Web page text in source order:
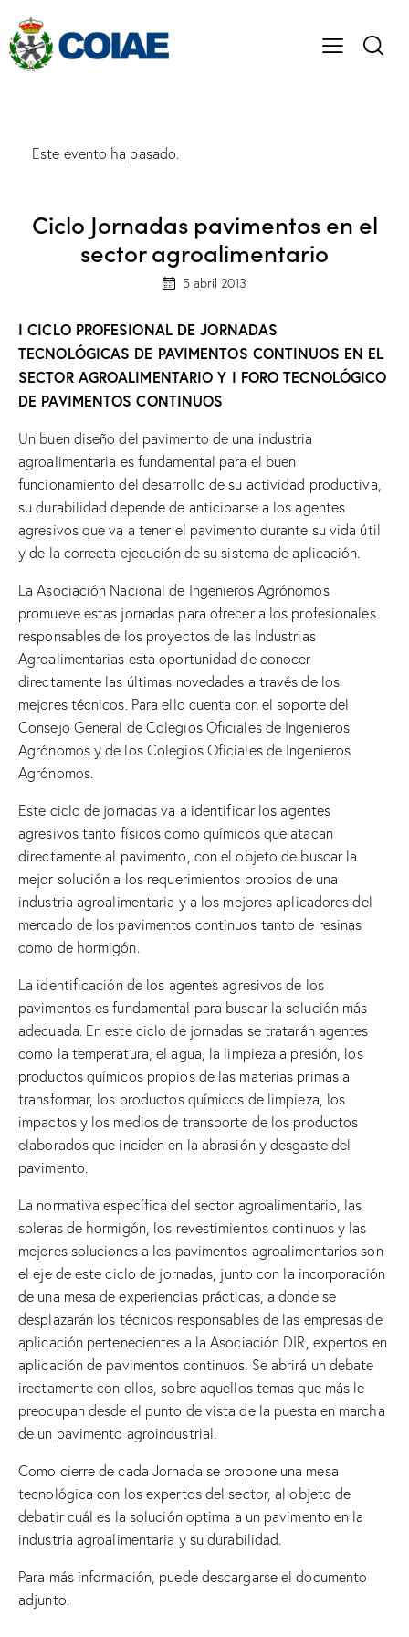
Este evento ha pasado.
Ciclo Jornadas pavimentos en el
sector agroalimentario
5 abril 2013
I CICLO PROFESIONAL DE JORNADAS
TECNOLÓGICAS DE PAVIMENTOS CONTINUOS EN EL
SECTOR AGROALIMENTARIO Y I FORO TECNOLÓGICO
DE PAVIMENTOS CONTINUOS
Un buen diseño del pavimento de una industria
agroalimentaria es fundamental para el buen
funcionamiento del desarrollo de su actividad productiva,
su durabilidad depende de anticiparse a los agentes
agresivos que va a tener el pavimento durante su vida útil
y de la correcta ejecución de su sistema de aplicación.
La Asociación Nacional de Ingenieros Agrónomos
promueve estas jornadas para ofrecer a los profesionales
responsables de los proyectos de las Industrias
Agroalimentarias esta oportunidad de conocer
directamente las últimas novedades a través de los
mejores técnicos. Para ello cuenta con el soporte del
Consejo General de Colegios Oficiales de Ingenieros
Agrónomos y de los Colegios Oficiales de Ingenieros
Agrónomos.
Este ciclo de jornadas va a identificar los agentes
agresivos tanto físicos como químicos que atacan
directamente al pavimento, con el objeto de buscar la
mejor solución a los requerimientos propios de una
industria agroalimentaria y a los mejores aplicadores del
mercado de los pavimentos continuos tanto de resinas
como de hormigón.
La identificación de los agentes agresivos de los
pavimentos es fundamental para buscar la solución más
adecuada. En este ciclo de jornadas se tratarán agentes
como la temperatura, el agua, la limpieza a presión, los
productos químicos propios de las materias primas a
transformar, los productos químicos de limpieza, los
impactos y los medios de transporte de los productos
elaborados que inciden en la abrasión y desgaste del
pavimento.
La normativa específica del sector agroalimentario, las
soleras de hormigón, los revestimientos continuos y las
mejores soluciones a los pavimentos agroalimentarios son
el eje de este ciclo de jornadas, junto con la incorporación
de una mesa de experiencias prácticas, a donde se
desplazarán los técnicos responsables de las empresas de
aplicación pertenecientes a la Asociación DIR, expertos en
aplicación de pavimentos continuos. Se abrirá un debate
irectamente con ellos, sobre aquellos temas que más le
preocupan desde el punto de vista de la puesta en marcha
de un pavimento agroindustrial.
Como cierre de cada Jornada se propone una mesa
tecnológica con los expertos del sector, al objeto de
debatir cuál es la solución optima a un pavimento en la
industria agroalimentaria y su durabilidad.
Para más información, puede descargarse el documento
adjunto.